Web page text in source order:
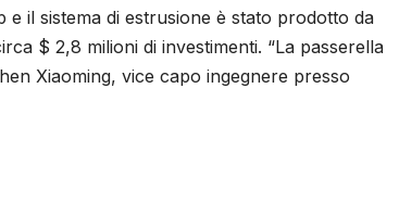
il sistema di estrusione è stato prodotto da
$ 2,8 milioni di investimenti. “La passerella
Xiaoming, vice capo ingegnere presso